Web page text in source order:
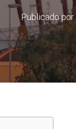
Publicado por